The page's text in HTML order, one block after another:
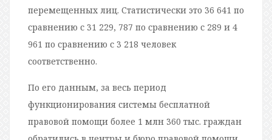
перемещенных лиц. Статистически это 36 641 по
сравнению с 31 229, 787 по сравнению с 289 и 4
961 по сравнению с 3 218 человек
соответственно.
По его данным, за весь период
функционирования системы бесплатной
правовой помощи более 1 млн 360 тыс. граждан